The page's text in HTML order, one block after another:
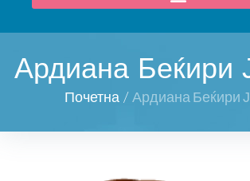
Ардиана Беќири
Почетна / Ардиана Беќири